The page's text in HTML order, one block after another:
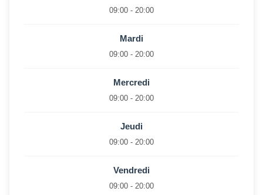
09:00 - 20:00
Mardi
09:00 - 20:00
Mercredi
09:00 - 20:00
Jeudi
09:00 - 20:00
Vendredi
09:00 - 20:00